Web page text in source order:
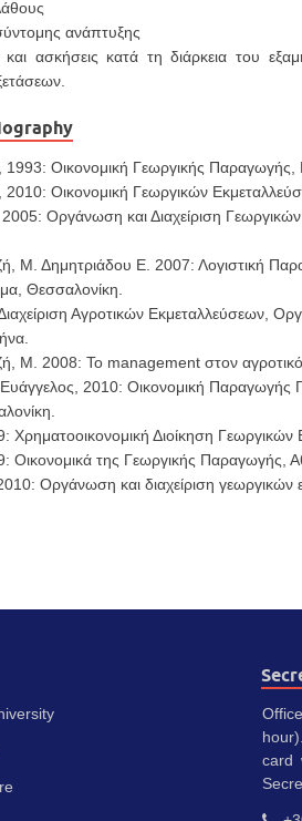
ανάπτυξης
και ασκήσεις κατά τη διάρκεια του
1993: Οικονομική Γεωργικής
2010: Οικονομική Γεωργικών
Οργάνωση και Διαχείριση
Μ. Δημητριάδου Ε. 2007: Λογιστική
Θεσσαλονίκη.
Αγροτικών Εκμεταλλεύσεων,
Μ. 2008: Το management στον
2010: Οικονομική Παραγωγής
Διοίκηση Γεωργικών
Οικονομικά της Γεωργικής Παραγωγής,
Οργάνωση και διαχείριση γεωργικών
card